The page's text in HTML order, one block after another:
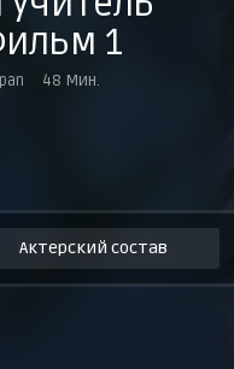
1
48 Мин.
Актерский состав